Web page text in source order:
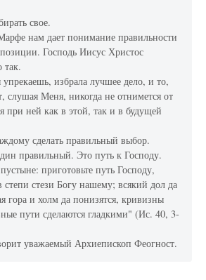
свое.
нам дает понимание правильности
Господь Иисус Христос
так.
избрала лучшее дело, и то,
слушая Меня, никогда не отнимется от
при ней как в этой, так и в будущей
сделать правильный выбор.
правильный. Это путь к Господу.
приготовьте путь Господу,
стези Богу нашему; всякий дол да
гора и холм да понизятся, кривизны
пути сделаются гладкими" (Ис. 40, 3-
уважаемый Архиепископ Феогност.